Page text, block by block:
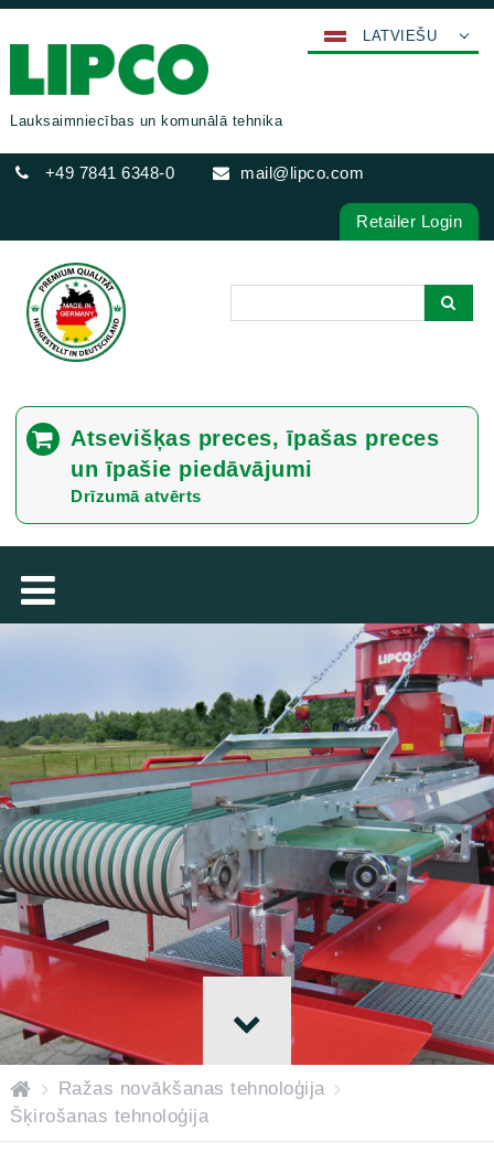
Lauksaimniecības un komunālā tehnika
+49 7841 6348-0 mail@lipco.com
POLSKI
ITALIANO
ČEŠTINA
PORTUGUÊS
ROMÂNESC
SUOMALAINEN
SLOVENSKÁ
DANSK
ΕΛΛΗΝΙΚΉ
БЪЛГАРСКИ
SVENSKA
SLOVENSKI
EESTI
LIETUVIŲ
LATVIEŠU
Retailer Login
Atsevišķas preces, īpašas preces
un īpašie piedāvājumi
Drīzumā atvērts
H
o
Ražas novākšanas tehnoloģija
Šķirošanas tehnoloģija